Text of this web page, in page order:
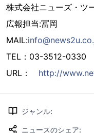
株式会社ニューズ・ツ
広報担当:冨岡
MAIL:
TEL：03-3512-
URL： http://
ジャンル:
ニュースのシェア: